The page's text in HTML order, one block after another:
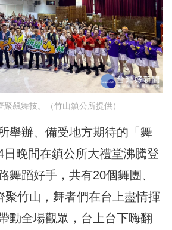
聚飆舞技。（竹山鎮公所提供）
舉辦、備受地方期待的「舞
晚間在鎮公所大禮堂沸騰登
舞蹈好手，共有20個舞團、
聚竹山，舞者們在台上盡情揮
動全場觀眾，台上台下嗨翻